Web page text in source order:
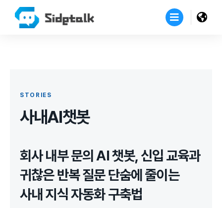
STORIES
사내AI챗봇
회사 내부 문의 AI 챗봇, 신입 교육과
귀찮은 반복 질문 단숨에 줄이는
사내 지식 자동화 구축법